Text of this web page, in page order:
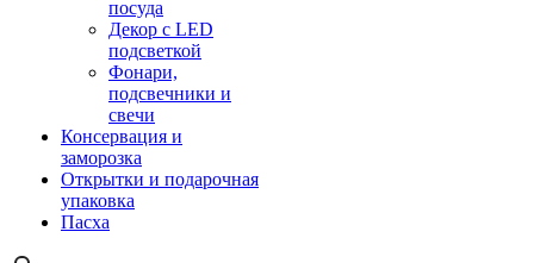
посуда
Декор с LED
подсветкой
Фонари,
подсвечники и
свечи
Консервация и
заморозка
Открытки и подарочная
упаковка
Пасха